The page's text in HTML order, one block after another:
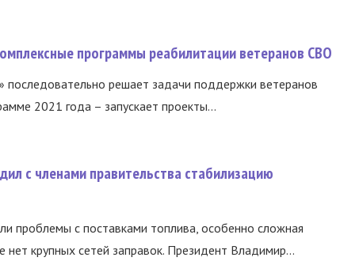
программы реабилитации ветеранов СВО
последовательно решает задачи поддержки ветеранов
2021 года – запускает проекты...
с членами правительства стабилизацию
проблемы с поставками топлива, особенно сложная
нет крупных сетей заправок. Президент Владимир...